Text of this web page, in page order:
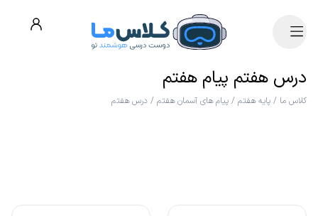
درس هفتم پیام هفتم
کلاس ما / پایه هفتم / پیام های آسمان هفتم / درس هفتم